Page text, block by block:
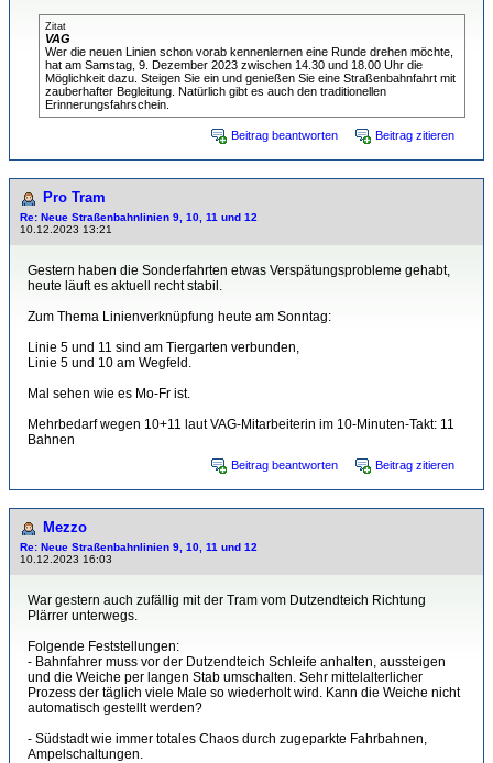
Zitat
VAG
Wer die neuen Linien schon vorab kennenlernen eine Runde drehen möchte,
hat am Samstag, 9. Dezember 2023 zwischen 14.30 und 18.00 Uhr die
Möglichkeit dazu. Steigen Sie ein und genießen Sie eine Straßenbahnfahrt mit
zauberhafter Begleitung. Natürlich gibt es auch den traditionellen
Erinnerungsfahrschein.
Beitrag beantworten Beitrag zitieren
Pro Tram
Re: Neue Straßenbahnlinien 9, 10, 11 und 12
10.12.2023 13:21
Gestern haben die Sonderfahrten etwas Verspätungsprobleme gehabt,
heute läuft es aktuell recht stabil.
Zum Thema Linienverknüpfung heute am Sonntag:
Linie 5 und 11 sind am Tiergarten verbunden,
Linie 5 und 10 am Wegfeld.
Mal sehen wie es Mo-Fr ist.
Mehrbedarf wegen 10+11 laut VAG-Mitarbeiterin im 10-Minuten-Takt: 11
Bahnen
Beitrag beantworten Beitrag zitieren
Mezzo
Re: Neue Straßenbahnlinien 9, 10, 11 und 12
10.12.2023 16:03
War gestern auch zufällig mit der Tram vom Dutzendteich Richtung
Plärrer unterwegs.
Folgende Feststellungen:
- Bahnfahrer muss vor der Dutzendteich Schleife anhalten, aussteigen
und die Weiche per langen Stab umschalten. Sehr mittelalterlicher
Prozess der täglich viele Male so wiederholt wird. Kann die Weiche nicht
automatisch gestellt werden?
- Südstadt wie immer totales Chaos durch zugeparkte Fahrbahnen,
Ampelschaltungen.